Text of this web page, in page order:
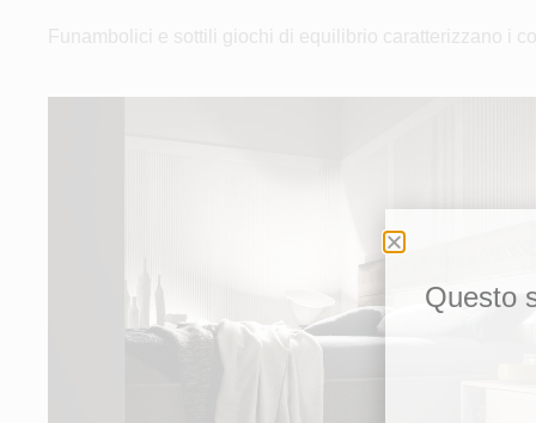
Funambolici e sottili giochi di equilibrio caratterizzano i
Questo